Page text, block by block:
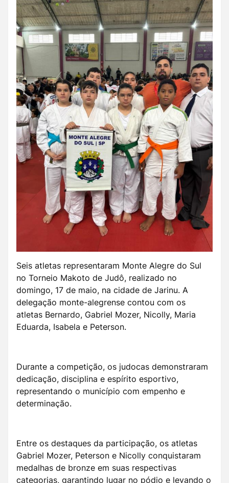
Seis atletas representaram Monte Alegre do Sul
no Torneio Makoto de Judô, realizado no
domingo, 17 de maio, na cidade de Jarinu. A
delegação monte-alegrense contou com os
atletas Bernardo, Gabriel Mozer, Nicolly, Maria
Eduarda, Isabela e Peterson.
Durante a competição, os judocas demonstraram
dedicação, disciplina e espírito esportivo,
representando o município com empenho e
determinação.
Entre os destaques da participação, os atletas
Gabriel Mozer, Peterson e Nicolly conquistaram
medalhas de bronze em suas respectivas
categorias, garantindo lugar no pódio e levando o